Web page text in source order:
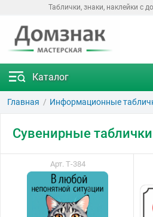
Таблички, знаки, наклейки с
Каталог
Главная Информационные
Сувенирные
Арт. Т-384